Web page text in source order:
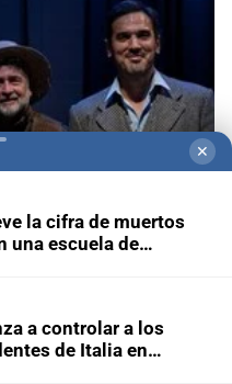
entrelaza a Arlt, la
la inundación
✕
la cifra de muertos
una escuela de
a controlar a los
de Italia en